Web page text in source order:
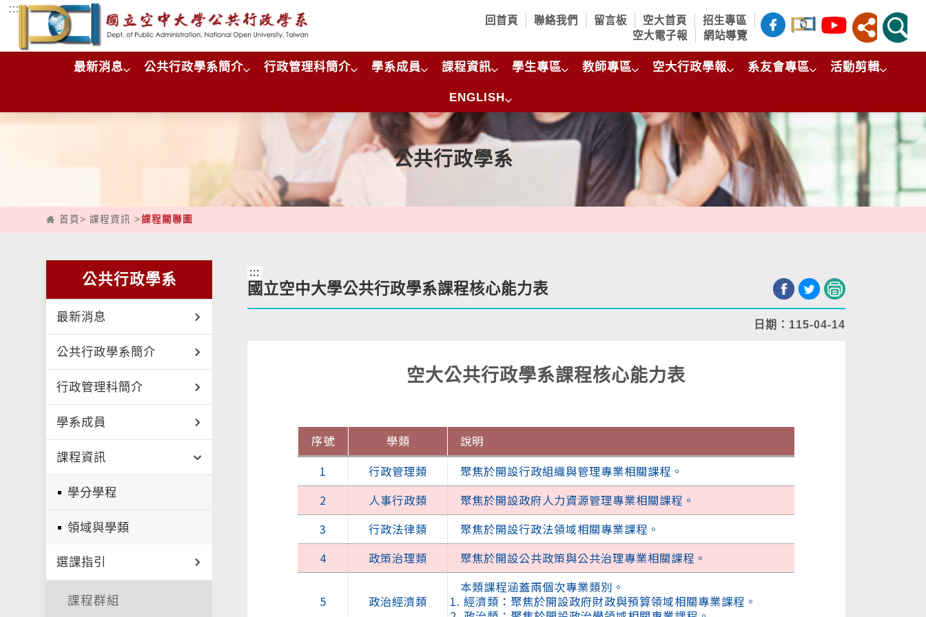
跳到主要內容區塊
:::
回首頁
聯絡我們 留言板 空大首頁
招生專區
空大電子報
網站導覽
最新消息 公共行政學系簡介 行政管理科簡介 學系成員 課程資訊 學生專區 教師專區 空大行政學報 系友會專區 活動剪輯
ENGLISH
公共行政學系
首頁>課程資訊 >課程關聯圖
公共行政學系
最新消息
公共行政學系簡介
行政管理科簡介
學系成員
課程資訊
學分學程
領域與學類
選課指引
課程群組
:::
國立空中大學公共行政學系課程核心能力表
日期：115-04-14
空大公共行政學系課程核心能力表
序號 學類
說明
1
行政管理類
聚焦於開設行政組織與管理專業相關課程。
2
人事行政類
聚焦於開設政府人力資源管理專業相關課程。
3
行政法律類
聚焦於開設行政法領域相關專業課程。
4
政策治理類 聚焦於開設公共政策與公共治理專業相關課程。
5 政治經濟類
本類課程涵蓋兩個次專業類別。
1. 經濟類：聚焦於開設政府財政與預算領域相關專業課程。